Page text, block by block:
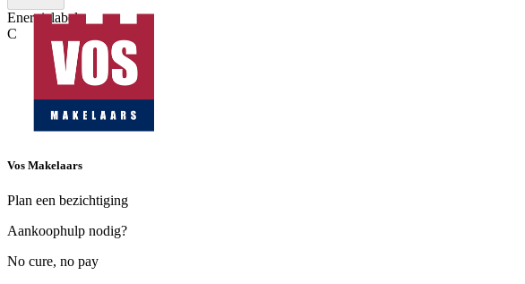
Energielabel
C
Vos Makelaars
Plan een bezichtiging
Aankoophulp nodig?
No cure, no pay